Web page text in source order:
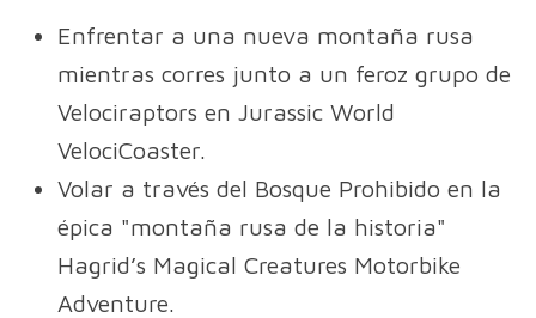
Enfrentar a una nueva montaña rusa
mientras corres junto a un feroz grupo de
Velociraptors en Jurassic World
VelociCoaster.
Volar a través del Bosque Prohibido en la
épica "montaña rusa de la historia"
Hagrid’s Magical Creatures Motorbike
Adventure.